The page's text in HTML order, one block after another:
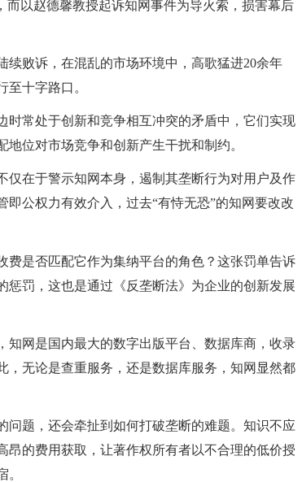
而以赵德馨教授起诉知网事件为导火索，损害幕后
续败诉，在混乱的市场环境中，高歌猛进20余年
至十字路口。
时常处于创新和竞争相互冲突的矛盾中，它们实现
位对市场竞争和创新产生干扰和制约。
仅在于警示知网本身，遏制其垄断行为对用户及作
公权力有效介入，过去“有恃无恐”的知网要改改
费是否匹配它作为集纳平台的角色？这张罚单告诉
惩罚，这也是通过《反垄断法》为企业的创新发展
知网是国内最大的数字出版平台、数据库商，收录
，无论是查重服务，还是数据库服务，知网显然都
问题，还会牵扯到如何打破垄断的难题。知识不应
昂的费用获取，让著作权所有者以不合理的低价授
。